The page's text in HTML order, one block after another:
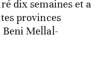
dix semaines et a
provinces
Beni Mellal-